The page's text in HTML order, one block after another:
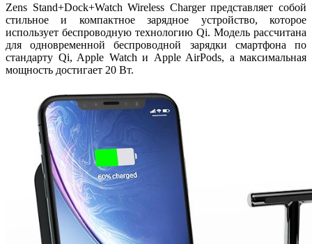
Zens Stand+Dock+Watch Wireless Charger представляет собой
стильное и компактное зарядное устройство, которое
использует беспроводную технологию Qi. Модель рассчитана
для одновременной беспроводной зарядки смартфона по
стандарту Qi, Apple Watch и Apple AirPods, а максимальная
мощность достигает 20 Вт.